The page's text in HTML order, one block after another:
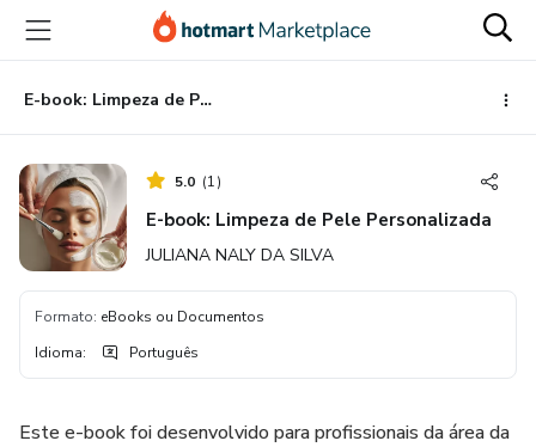
para
conteúdo
principal
para
pagamento
para
rodapé
E-book: Limpeza de Pele Personalizada
5.0 (1)
E-book: Limpeza de Pele Personalizada
JULIANA NALY DA SILVA
Formato: eBooks ou Documentos
Idioma: Português
Este e-book foi desenvolvido para profissionais da área da